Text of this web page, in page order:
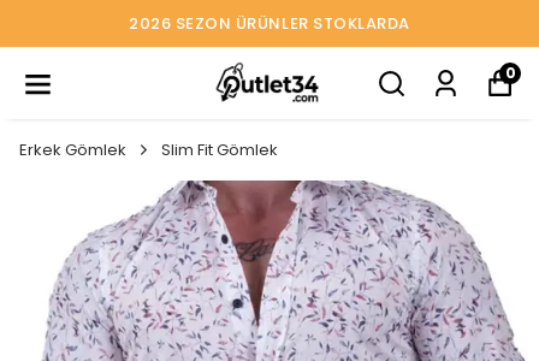
2026 SEZON ÜRÜNLER STOKLARDA
0
Erkek Gömlek Slim Fit Gömlek